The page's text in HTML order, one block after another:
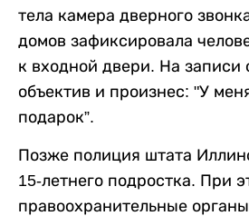
тела камера дверного
домов зафиксировала
к входной двери. На записи
объектив и произнес: "У
подарок”.
Позже полиция штата
15-летнего подростка. При
правоохранительные